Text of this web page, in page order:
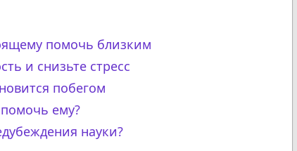
помочь близким
и снизьте стресс
побегом
ему?
науки?